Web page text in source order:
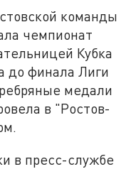
команды
чемпионат
Кубка
до финала Лиги
медали
в "Ростов-
в пресс-службе